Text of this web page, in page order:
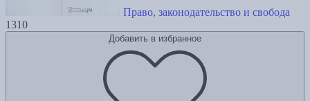
Право, законодательство и свобода
1310
Добавить в избранное